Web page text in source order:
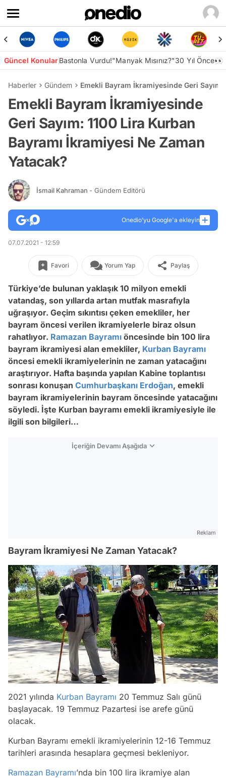
Güncel KonularBastonla Vurdu!"Manyak Mısınız?"30 Yıl Önce👀
Haberler Gündem Emekli Bayram İkramiyesinde Geri
Emekli Bayram İkramiyesinde
Geri Sayım: 1100 Lira Kurban
Bayramı İkramiyesi Ne Zaman
Yatacak?
İsmail Kahraman - Gündem Editörü
Onedio’yu Google'a ekleyin
07.07.2021 - 12:59
Favori Yorum Yap Paylaş
Türkiye’de bulunan yaklaşık 10 milyon emekli
vatandaş, son yıllarda artan mutfak masrafıyla
uğraşıyor. Geçim sıkıntısı çeken emekliler, her
bayram öncesi verilen ikramiyelerle biraz olsun
rahatlıyor. Ramazan Bayramı öncesinde bin 100 lira
bayram ikramiyesi alan emekliler, Kurban Bayramı
öncesi emekli ikramiyelerinin ne zaman yatacağını
araştırıyor. Hafta başında yapılan Kabine toplantısı
sonrası konuşan Cumhurbaşkanı Erdoğan, emekli
bayram ikramiyelerinin bayram öncesinde yatacağını
söyledi. İşte Kurban bayramı emekli ikramiyesiyle ile
ilgili son bilgileri…
İçeriğin Devamı Aşağıda
Reklam
Bayram İkramiyesi Ne Zaman Yatacak?
2021 yılında Kurban Bayramı 20 Temmuz Salı günü
başlayacak. 19 Temmuz Pazartesi ise arefe günü
olacak.
Kurban Bayramı emekli ikramiyelerinin 12-16 Temmuz
tarihleri arasında hesaplara geçmesi bekleniyor.
Ramazan Bayramı’nda bin 100 lira ikramiye alan